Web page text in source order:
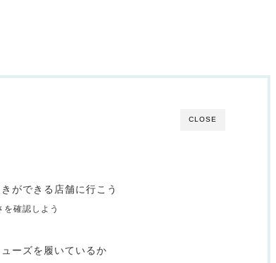
CLOSE
ができる店舗に行こう
確認しよう
ーズを履いているか